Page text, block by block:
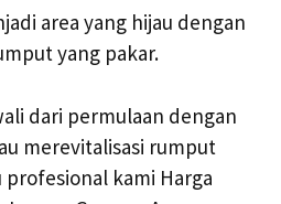
area yang hijau dengan
yang pakar.
dari permulaan dengan
merevitalisasi rumput
kami Harga